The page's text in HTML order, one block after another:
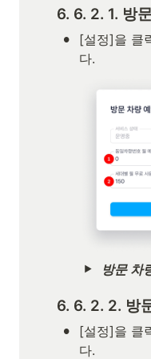
6. 6. 2. 1. 방
•
[설정]을 클
다.
방문 차
6. 6. 2. 2. 방
•
[설정]을 클
다.